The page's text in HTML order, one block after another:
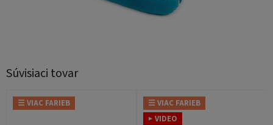
Súvisiaci tovar
☰ VIAC FARIEB
☰ VIAC FARIEB
▶ VIDEO